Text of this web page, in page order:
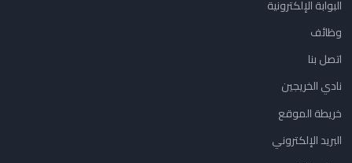
البوابة الإلكترونية
وظائف
اتصل بنا
نادي الخريجين
خريطة الموقع
البريد الإلكتروني